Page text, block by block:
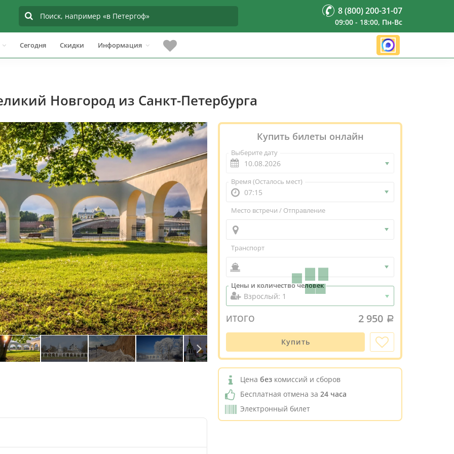
8 (800) 200-31-07
09:00 - 18:00, Пн-Вс
Сегодня Скидки Информация
Новгород из Санкт-Петербурга
Купить билеты онлайн
Выберите дату
Время (Осталось мест)
07:15
Место встречи / Отправление
Транспорт
Цены и количество человек
ИТОГО 2 950
Купить
Цена без комиссий и сборов
Бесплатная отмена за 24 часа
Электронный билет